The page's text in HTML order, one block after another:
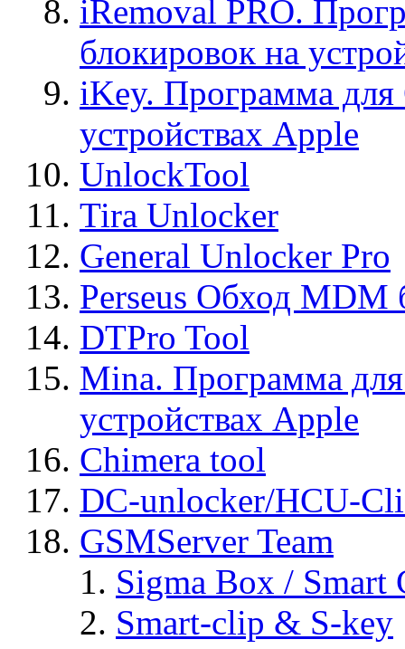
iRemoval PRO.
блокировок на
iKey. Программа для
устройствах Apple
UnlockTool
Tira Unlocker
General Unlocker Pro
Perseus Обход MDM
DTPro Tool
Mina. Программа
устройствах Apple
Chimera tool
DC-unlocker/HCU-
GSMServer Team
Sigma Box / Smart
Smart-clip & S-key